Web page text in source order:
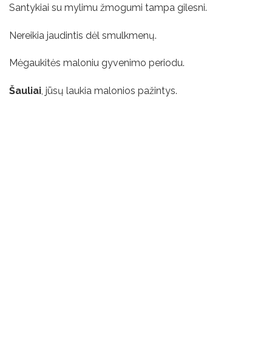
Santykiai su mylimu žmogumi tampa gilesni.
Nereikia jaudintis dėl smulkmenų.
Mėgaukitės maloniu gyvenimo periodu.
Šauliai, jūsų laukia malonios pažintys.